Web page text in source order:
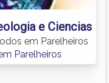
e Ciencias
em Parelheiros
Parelheiros